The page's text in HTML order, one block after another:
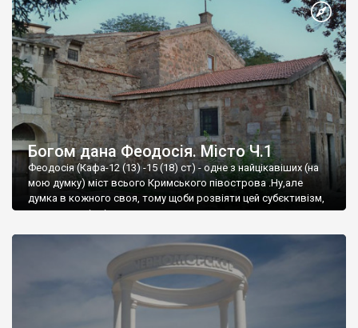
Богом дана Феодосія. Місто Ч.1
Феодосія (Кафа-12 (13) -15 (18) ст) - одне з найцікавіших (на
мою думку) міст всього Кримського півострова .Ну,але
думка в кожного своя, тому щоби розвіяти цей субєктивізм,
запрошую відвідати це